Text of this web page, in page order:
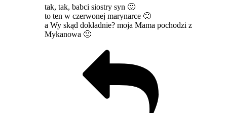
tak, tak, babci siostry syn 🙂
to ten w czerwonej marynarce 🙂
a Wy skąd dokładnie? moja Mama pochodzi z
Mykanowa 🙂